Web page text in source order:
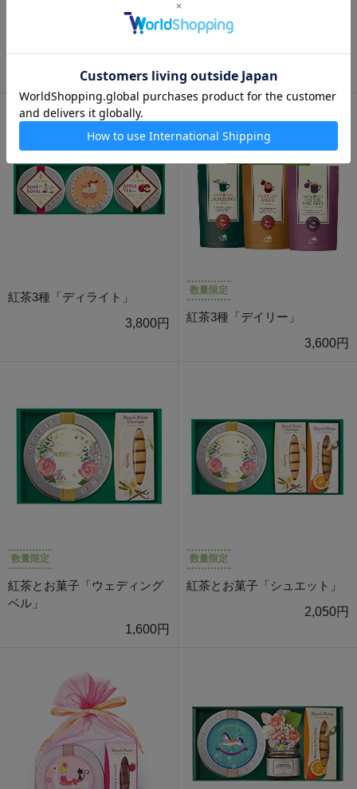
紅茶2種とお菓子「スマイル」
3,200円
紅茶2種とお菓子「木洩れ日
紅茶3種「ディライト」
3,800円
数量限定
紅茶3種「デイリー」
3,600円
数量限定
紅茶とお菓子「ウェディング
ベル」
1,600円
数量限定
紅茶とお菓子「シュエット」
2,050円